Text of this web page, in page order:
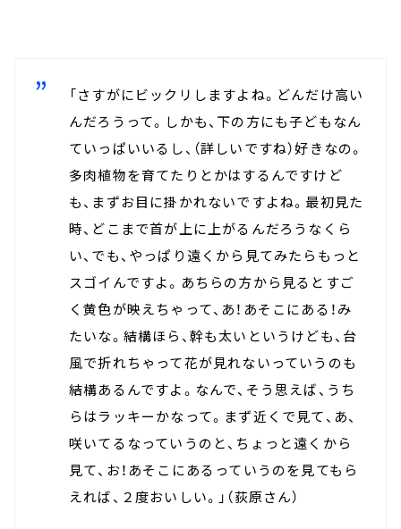
「さすがにビックリしますよね。どんだけ高い
んだろうって。しかも、下の方にも子どもなん
ていっぱいいるし、（詳しいですね）好きなの。
多肉植物を育てたりとかはするんですけど
も、まずお目に掛かれないですよね。最初見た
時、どこまで首が上に上がるんだろうなくら
い、でも、やっぱり遠くから見てみたらもっと
スゴイんですよ。あちらの方から見るとすご
く黄色が映えちゃって、あ！あそこにある！み
たいな。結構ほら、幹も太いというけども、台
風で折れちゃって花が見れないっていうのも
結構あるんですよ。なんで、そう思えば、うち
らはラッキーかなって。まず近くで見て、あ、
咲いてるなっていうのと、ちょっと遠くから
見て、お！あそこにあるっていうのを見てもら
えれば、２度おいしい。」（荻原さん）